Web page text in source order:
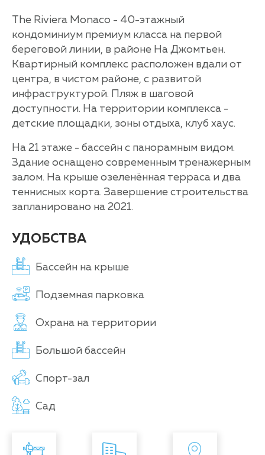
The Riviera Monaco - 40-этажный
кондоминиум премиум класса на первой
береговой линии, в районе На Джомтьен.
Квартирный комплекс расположен вдали от
центра, в чистом районе, с развитой
инфраструктурой. Пляж в шаговой
доступности. На территории комплекса -
детские площадки, зоны отдыха, клуб хаус.
На 21 этаже - бассейн с панорамным видом.
Здание оснащено современным тренажерным
залом. На крыше озеленённая терраса и два
теннисных корта. Завершение строительства
запланировано на 2021.
УДОБСТВА
Бассейн на крыше
Подземная парковка
Охрана на территории
Большой бассейн
Спорт-зал
Сад